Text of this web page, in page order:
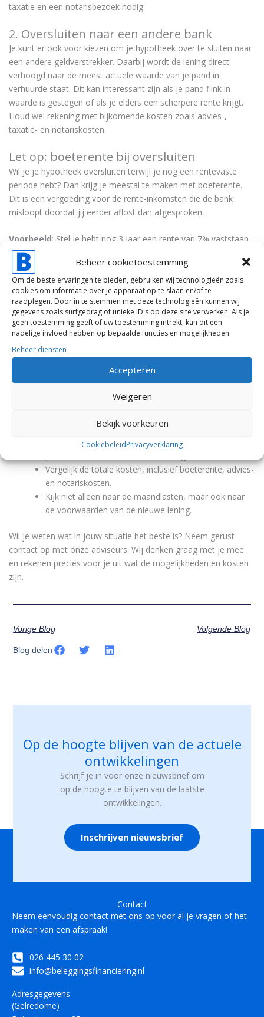
Beheer cookietoestemming
Om de beste ervaringen te bieden, gebruiken wij technologieën zoals
cookies om informatie over je apparaat op te slaan en/of te
raadplegen. Door in te stemmen met deze technologieën kunnen wij
gegevens zoals surfgedrag of unieke ID's op deze site verwerken. Als je
geen toestemming geeft of uw toestemming intrekt, kan dit een
nadelige invloed hebben op bepaalde functies en mogelijkheden.
Beheer diensten
Accepteren
Weigeren
Bekijk voorkeuren
CookiebeleidPrivacyverklaring
taxatie en een notarisbezoek nodig.
2. Oversluiten naar een andere bank
Je kunt er ook voor kiezen om je hypotheek over te sluiten naar
een andere geldverstrekker. Daarbij wordt de lening direct
verhoogd naar de meest actuele waarde van je pand in
verhuurde staat. Dit kan interessant zijn als je pand flink in
waarde is gestegen of als je elders een scherpere rente krijgt.
Houd wel rekening met bijkomende kosten zoals advies-,
taxatie- en notariskosten.
Let op: boeterente bij oversluiten
Wil je je hypotheek oversluiten terwijl je nog een rentevaste
periode hebt? Dan krijg je meestal te maken met boeterente.
Dit is een vergoeding voor de rente-inkomsten die de bank
misloopt doordat jij eerder aflost dan afgesproken.
Voorbeeld: Stel je hebt nog 3 jaar een rente van 7% vaststaan,
terwijl de marktrente nu lager is. Als je nu wilt oversluiten, moet
je de bank compenseren voor het renteverschil over die
resterende 3 jaar. Dit kan flink oplopen, zeker bij een hoge
hypotheek.
De hoogte van de boete hangt af van:
Het renteverschil tussen jouw huidige contractrente en
de actuele marktrente
De resterende looptijd van je rentevaste periode
Het bedrag dat je aflost boven het boetevrije
Wat is verstandig
Vraag altijd een onafhankelijke berekening aan voordat
Vergelijk de totale kosten, inclusief boeterente, advies-
en notariskosten.
Kijk niet alleen naar de maandlasten, maar ook naar
de voorwaarden van de nieuwe lening.
Wil je weten wat in jouw situatie het beste is? Neem gerust
contact op met onze adviseurs. Wij denken graag met je mee
en rekenen precies voor je uit wat de mogelijkheden en kosten
zijn.
Vorige Blog Volgende Blog
Blog delen
Op de hoogte blijven van de actuele
ontwikkelingen
Schrijf je in voor onze nieuwsbrief om
op de hoogte te blijven van de laatste
ontwikkelingen.
Inschrijven nieuwsbrief
Contact
Neem eenvoudig contact met ons op voor al je vragen of het
maken van een afspraak!
026 445 30 02
info@beleggingsfinanciering.nl
Adresgegevens
(Gelredome)